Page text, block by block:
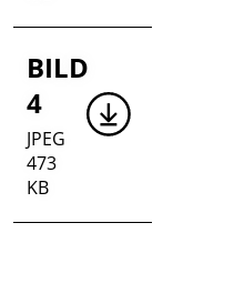
BILD
4
JPEG
473
KB